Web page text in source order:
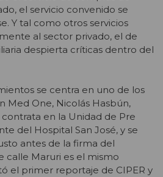
el servicio convenido se
Y tal como otros servicios
al sector privado, el de
despierta críticas dentro del
se centra en uno de los
Med One, Nicolás Hasbún,
en la Unidad de Pre
del Hospital San José, y se
antes de la firma del
calle Maruri es el mismo
el primer reportaje de CIPER y